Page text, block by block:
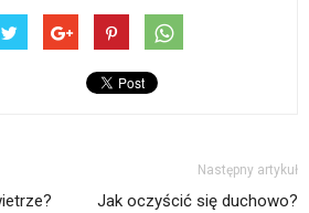
Następny artykuł
Jak oczyścić się duchowo?